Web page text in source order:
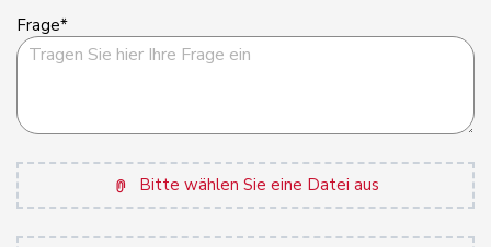
Frage*
Bitte wählen Sie eine Datei aus